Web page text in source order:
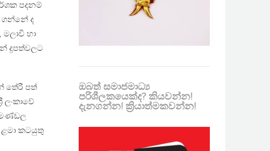
පදනම්
ගන්නේ ද
හා
දූපත්වලට
තේරී පත්
මණ්ඩල
ළමා කටයුතු
ඔබත් සමාජමාධ්‍ය
පරිශීලකයෙක්ද? කියවන්න!
දැනගන්න! ක්‍රියාත්මකවන්න!